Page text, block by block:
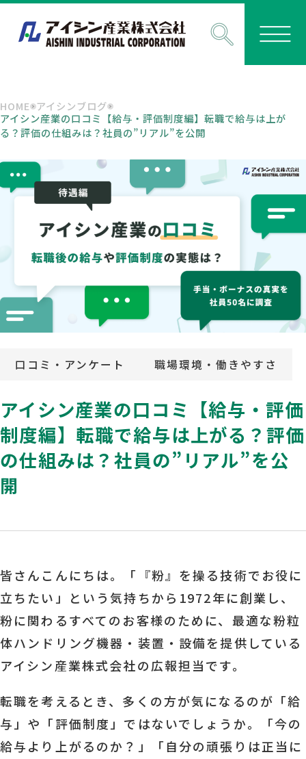
HOME アイシンブログ
アイシン産業の口コミ【給与・評価制度編】転職で給与は上が
る？評価の仕組みは？社員の”リアル”を公開
口コミ・アンケート 職場環境・働きやすさ
アイシン産業の口コミ【給与・評価
制度編】転職で給与は上がる？評価
の仕組みは？社員の”リアル”を公
開
皆さんこんにちは。「『粉』を操る技術でお役に
立ちたい」という気持ちから1972年に創業し、
粉に関わるすべてのお客様のために、最適な粉粒
体ハンドリング機器・装置・設備を提供している
アイシン産業株式会社の広報担当です。
転職を考えるとき、多くの方が気になるのが「給
与」や「評価制度」ではないでしょうか。「今の
給与より上がるのか？」「自分の頑張りは正当に